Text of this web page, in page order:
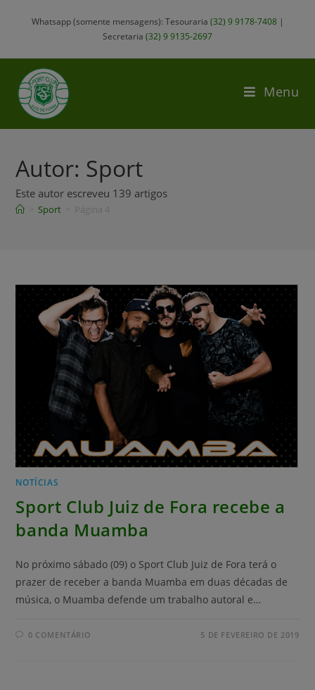
Whatsapp (somente mensagens): Tesouraria (32) 9 9178-7408 |
Secretaria (32) 9 9135-2697
Menu
Autor: Sport
Este autor escreveu 139 artigos
Sport
NOTÍCIAS
Sport Club Juiz de Fora recebe a
banda Muamba
No próximo sábado (09) o Sport Club Juiz de Fora terá o
prazer de receber a banda Muamba em duas décadas de
música, o Muamba defende um trabalho autoral e…
0 COMENTÁRIO 5 DE FEVEREIRO DE 2019